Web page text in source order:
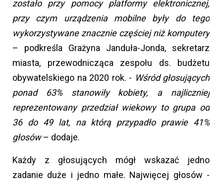
zostało przy pomocy platformy elektronicznej,
przy czym urządzenia mobilne były do tego
wykorzystywane znacznie częściej niż komputery
– podkreśla Grażyna Janduła-Jonda, sekretarz
miasta, przewodnicząca zespołu ds. budżetu
obywatelskiego na 2020 rok. - Wśród głosujących
ponad 63% stanowiły kobiety, a najliczniej
reprezentowany przedział wiekowy to grupa od
36 do 49 lat, na którą przypadło prawie 41%
głosów– dodaje.
Każdy z głosujących mógł wskazać jedno
zadanie duże i jedno małe. Najwięcej głosów -